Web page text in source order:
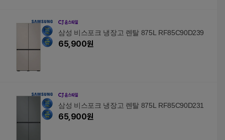
삼성 비스포크 냉장고 렌탈 875L RF85C90D239
65,900원
삼성 비스포크 냉장고 렌탈 875L RF85C90D231
65,900원